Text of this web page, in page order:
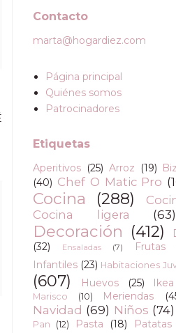
Contacto
marta@hogardiez.com
Página principal
Quiénes somos
Patrocinadores
Etiquetas
Aperitivos (25) Arroz (19)
(40) Chef O Matic Pro
Cocina (288)
Cocina ligera
(63)
Decoración (412)
(32)
Ensaladas (7) Frutas
Infantiles (23) Habitaciones
(607)
Huevos (25) Ikea
Marisco (10) Meriendas
Navidad (69) Niños (74)
Pan (12) Pasta (18) Patatas